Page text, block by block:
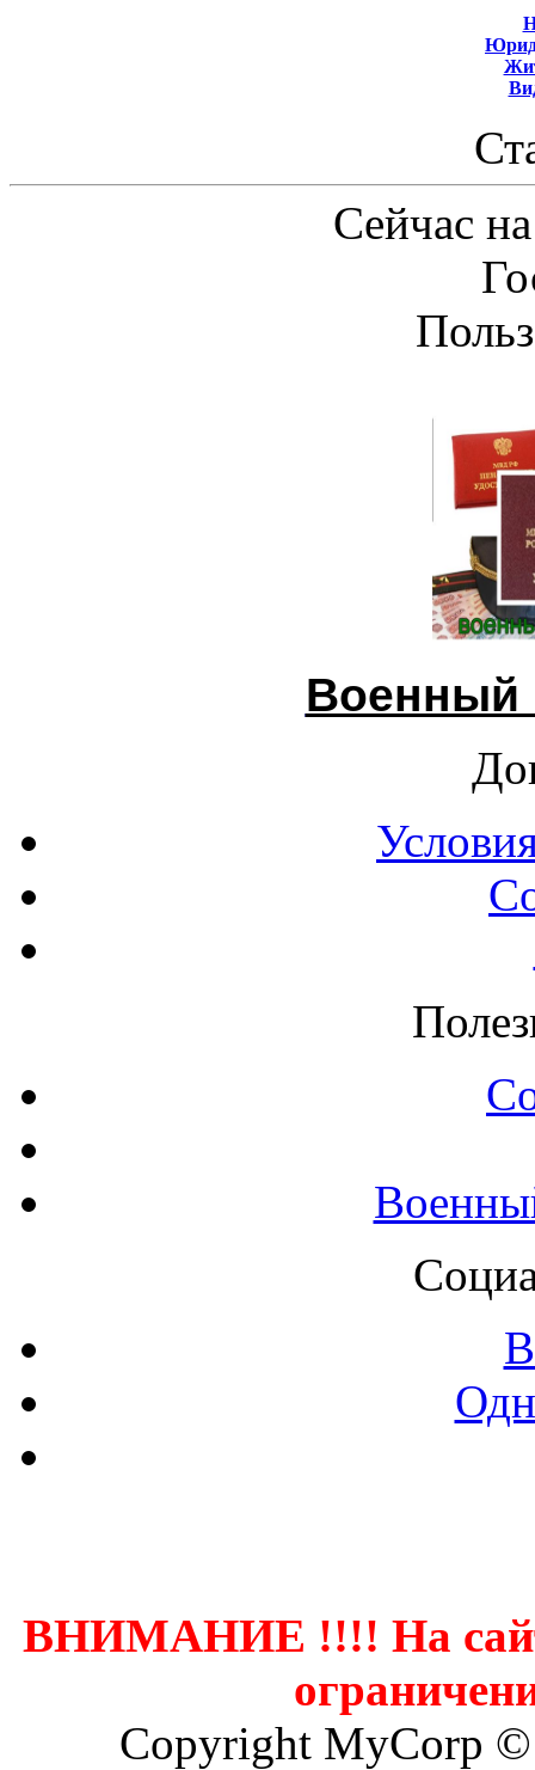
Сейчас
Военный
ВНИМАНИЕ !!!! На
Copyright MyCorp